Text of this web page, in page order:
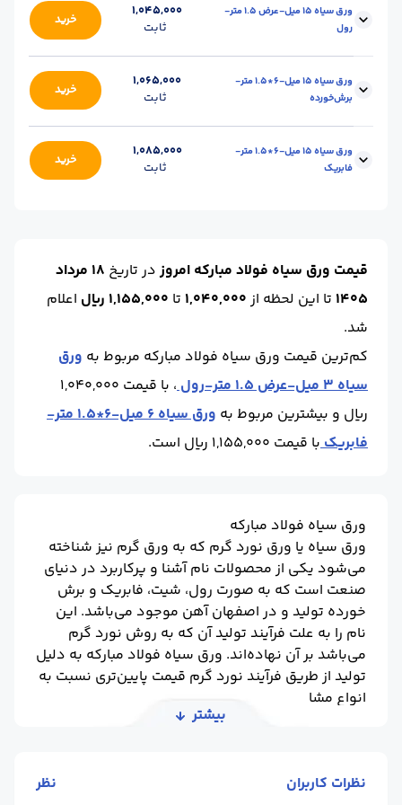
ابعاد :6*1.5 محل تحویل :اصفهان-انبار
واحد :
فولاد مبارکه
ورق سیاه 15 میل-عرض 1.5 متر-
رول
1,045,000
ثابت
خرید
ابعاد :عرض 1.5 محل تحویل :اصفهان-انبار
واحد : کیلوگرم فولاد مبارکه
ورق سیاه 15 میل-6*1.5 متر-
برش‌خورده
1,065,000
ثابت
خرید
ابعاد :6*1.5 محل تحویل :اصفهان-انبار
واحد :
فولاد مبارکه
ورق سیاه 15 میل-6*1.5 متر-
فابریک
1,085,000
ثابت
خرید
قیمت ورق سیاه فولاد مبارکه امروزدر تاریخ
18 مرداد
1405 تا این لحظه از1,040,000 تا 1,155,000 ریال
اعلام
شد.
کم‌ترین قیمت ورق سیاه فولاد مبارکه مربوط به ورق
سیاه 3 میل-عرض 1.5 متر-رول
، با قیمت 1,040,000
ریال و بیشترین مربوط به
ورق سیاه 6 میل-6*1.5 متر-
فابریکبا قیمت 1,155,000 ریال است.
ورق سیاه فولاد مبارکه
ورق سیاه یا ورق نورد گرم که به ورق گرم نیز شناخته
می‌شود یکی از محصولات نام آشنا و پرکاربرد در دنیای
صنعت است که به صورت رول، شیت، فابریک و برش
خورده تولید و در اصفهان آهن موجود می‌باشد. این
نام را به علت فرآیند تولید آن که به روش نورد گرم
می‌باشد بر آن نهاده‌اند. ورق سیاه فولاد مبارکه به دلیل
تولید از طریق فرآیند نورد گرم قیمت پایین‌تری نسبت به
انواع مشابه نوع خود دارد.
همین علت باعث می‌شود که ورق سیاه برای تولید
ویژگی‌های برجسته این محصول استحکام و مقاومت
بیشتر
نظرات کاربران نظر